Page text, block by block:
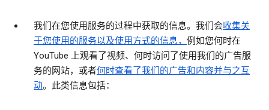
我们在您使用服务的过程中获取的信息。 我们会收集关
于您使用的服务以及使用方式的信息， 例如您何时在
YouTube 上观看了视频、何时访问了使用我们的广告服
务的网站，或者何时查看了我们的广告和内容并与之互
动。此类信息包括：